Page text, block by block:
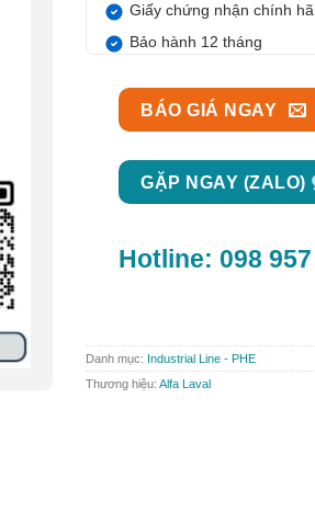
Giấy chứng nhận chính
Bảo hành 12 tháng
BÁO GIÁ NGAY
GẶP NGAY (ZALO)
Hotline: 098
Danh mục: Industrial Line - PHE
Thương hiệu: Alfa Laval